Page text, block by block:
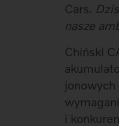
Cars.
nasze
Chiński
jonowych
i